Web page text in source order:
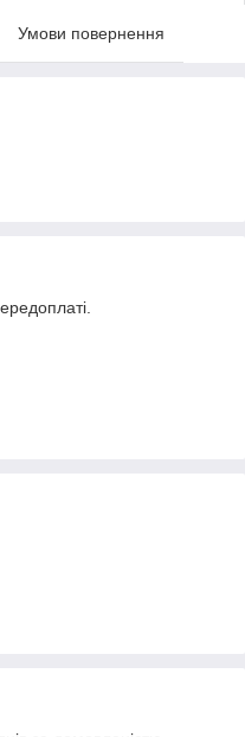
Умови повернення